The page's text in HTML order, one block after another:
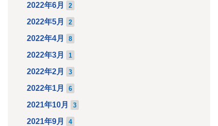
2022年6月 2
2022年5月 2
2022年4月 8
2022年3月 1
2022年2月 3
2022年1月 6
2021年10月 3
2021年9月 4